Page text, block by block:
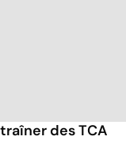
des TCA